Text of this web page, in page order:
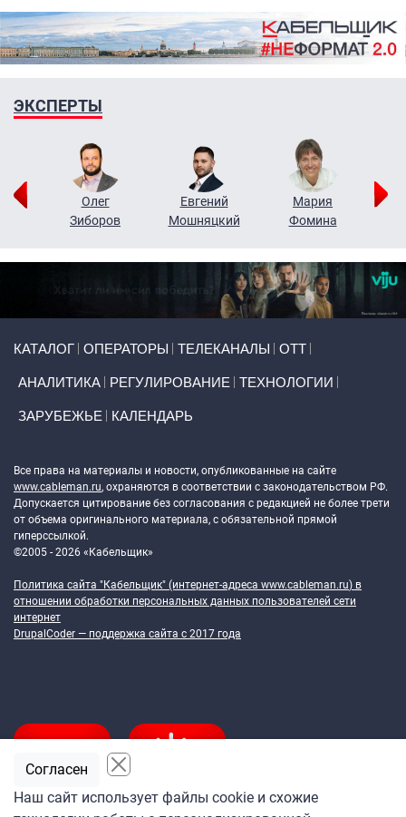
ЭКСПЕРТЫ
Олег
Зиборов
Евгений
Мошняцкий
Мария
Фомина
КАТАЛОГ ОПЕРАТОРЫ ТЕЛЕКАНАЛЫ ОТТ
АНАЛИТИКА РЕГУЛИРОВАНИЕ ТЕХНОЛОГИИ
ЗАРУБЕЖЬЕ КАЛЕНДАРЬ
Все права на материалы и новости, опубликованные на сайте
www.cableman.ru, охраняются в соответствии с законодательством РФ.
Допускается цитирование без согласования с редакцией не более трети
от объема оригинального материала, с обязательной прямой
гиперссылкой.
©2005 - 2026 «Кабельщик»
Политика сайта "Кабельщик" (интернет-адреса www.cableman.ru) в
отношении обработки персональных данных пользователей сети
интернет
DrupalCoder — поддержка сайта c 2017 года
Наш сайт использует файлы cookie и схожие
Согласен